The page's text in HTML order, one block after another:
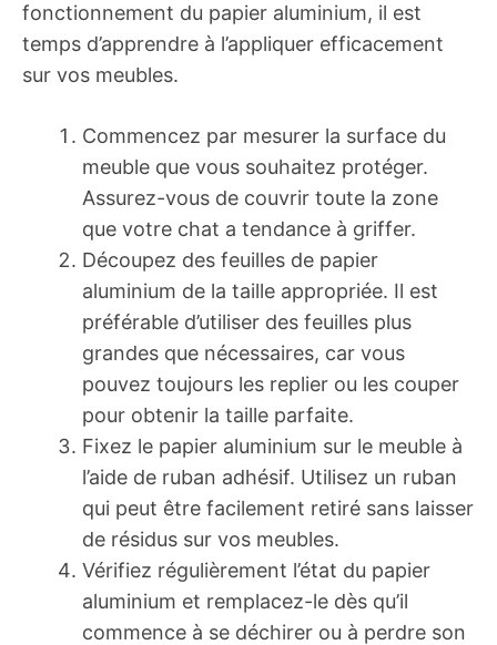
fonctionnement du papier aluminium, il est
temps d’apprendre à l’appliquer efficacement
sur vos meubles.
Commencez par mesurer la surface du
meuble que vous souhaitez protéger.
Assurez-vous de couvrir toute la zone
que votre chat a tendance à griffer.
Découpez des feuilles de papier
aluminium de la taille appropriée. Il est
préférable d’utiliser des feuilles plus
grandes que nécessaires, car vous
pouvez toujours les replier ou les couper
pour obtenir la taille parfaite.
Fixez le papier aluminium sur le meuble à
l’aide de ruban adhésif. Utilisez un ruban
qui peut être facilement retiré sans laisser
de résidus sur vos meubles.
Vérifiez régulièrement l’état du papier
aluminium et remplacez-le dès qu’il
commence à se déchirer ou à perdre son